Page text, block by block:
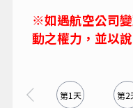
※如遇航空公司
動之權力，並以
第1天 第2